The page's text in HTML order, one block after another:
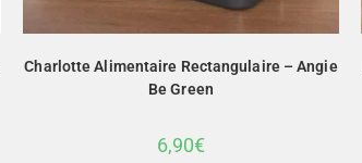
Charlotte Alimentaire Rectangulaire – Angie
Be Green
6,90€